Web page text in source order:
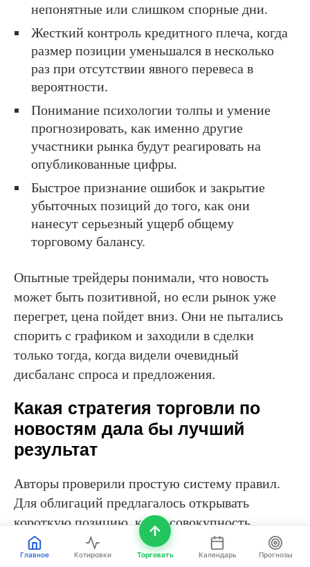
непонятные или слишком спорные дни.
Жесткий контроль кредитного плеча, когда
размер позиции уменьшался в несколько
раз при отсутствии явного перевеса в
вероятности.
Понимание психологии толпы и умение
прогнозировать, как именно другие
участники рынка будут реагировать на
опубликованные цифры.
Быстрое признание ошибок и закрытие
убыточных позиций до того, как они
нанесут серьезный ущерб общему
торговому балансу.
Опытные трейдеры понимали, что новость
может быть позитивной, но если рынок уже
перегрет, цена пойдет вниз. Они не пытались
спорить с графиком и заходили в сделки
только тогда, когда видели очевидный
дисбаланс спроса и предложения.
Какая стратегия торговли по
новостям дала бы лучший
результат
Авторы проверили простую систему правил.
Для облигаций предлагалось открывать
короткую позицию, когда совокупность
новостей указывала на ускорение экономики,
рост инфляции, повышение цен на
Главное Котировки Торговать Календарь Прогнозы